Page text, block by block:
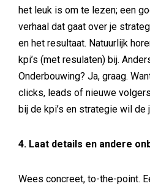
het leuk is om te lezen; een
verhaal dat gaat over je
en het resultaat. Natuurlijk
kpi’s (met resulaten) bij.
Onderbouwing? Ja, graag.
clicks, leads of nieuwe
bij de kpi’s en strategie wil de
4. Laat details en andere
Wees concreet, to-the-point.